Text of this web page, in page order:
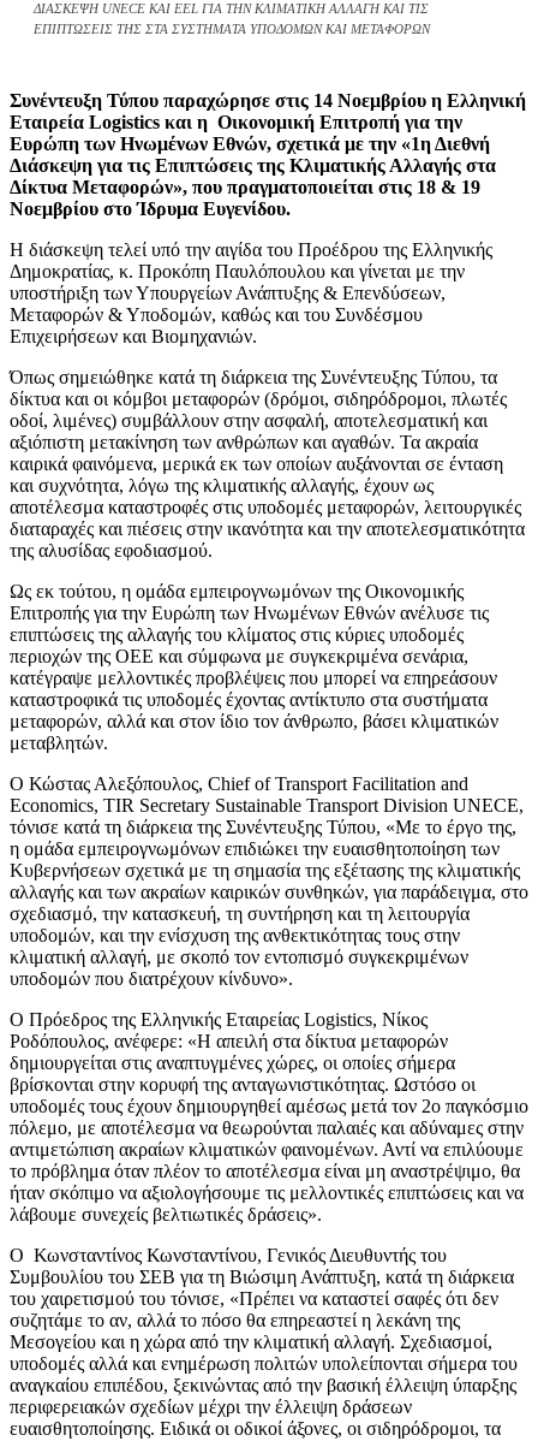
ΔΙΑΣΚΕΨΗ UNECE ΚΑΙ EEL ΓΙΑ ΤΗΝ ΚΛΙΜΑΤΙΚΗ ΑΛΛΑΓΗ ΚΑΙ ΤΙΣ
ΕΠΙΠΤΩΣΕΙΣ ΤΗΣ ΣΤΑ ΣΥΣΤΗΜΑΤΑ ΥΠΟΔΟΜΩΝ ΚΑΙ ΜΕΤΑΦΟΡΩΝ
Συνέντευξη Τύπου παραχώρησε στις 14 Νοεμβρίου η Ελληνική
Εταιρεία Logistics και η Οικονομική Επιτροπή για την
Ευρώπη των Ηνωμένων Εθνών, σχετικά με την «1η Διεθνή
Διάσκεψη για τις Επιπτώσεις της Κλιματικής Αλλαγής στα
Δίκτυα Μεταφορών», που πραγματοποιείται στις 18 & 19
Νοεμβρίου στο Ίδρυμα Ευγενίδου.
Η διάσκεψη τελεί υπό την αιγίδα του Προέδρου της Ελληνικής
Δημοκρατίας, κ. Προκόπη Παυλόπουλου και γίνεται με την
υποστήριξη των Υπουργείων Ανάπτυξης & Επενδύσεων,
Μεταφορών & Υποδομών, καθώς και του Συνδέσμου
Επιχειρήσεων και Βιομηχανιών.
Όπως σημειώθηκε κατά τη διάρκεια της Συνέντευξης Τύπου, τα
δίκτυα και οι κόμβοι μεταφορών (δρόμοι, σιδηρόδρομοι, πλωτές
οδοί, λιμένες) συμβάλλουν στην ασφαλή, αποτελεσματική και
αξιόπιστη μετακίνηση των ανθρώπων και αγαθών. Τα ακραία
καιρικά φαινόμενα, μερικά εκ των οποίων αυξάνονται σε ένταση
και συχνότητα, λόγω της κλιματικής αλλαγής, έχουν ως
αποτέλεσμα καταστροφές στις υποδομές μεταφορών, λειτουργικές
διαταραχές και πιέσεις στην ικανότητα και την αποτελεσματικότητα
της αλυσίδας εφοδιασμού.
Ως εκ τούτου, η ομάδα εμπειρογνωμόνων της Οικονομικής
Επιτροπής για την Ευρώπη των Ηνωμένων Εθνών ανέλυσε τις
επιπτώσεις της αλλαγής του κλίματος στις κύριες υποδομές
περιοχών της ΟΕΕ και σύμφωνα με συγκεκριμένα σενάρια,
κατέγραψε μελλοντικές προβλέψεις που μπορεί να επηρεάσουν
καταστροφικά τις υποδομές έχοντας αντίκτυπο στα συστήματα
μεταφορών, αλλά και στον ίδιο τον άνθρωπο, βάσει κλιματικών
μεταβλητών.
Ο Κώστας Αλεξόπουλος, Chief of Transport Facilitation and
Economics, TIR Secretary Sustainable Transport Division UNECE,
τόνισε κατά τη διάρκεια της Συνέντευξης Τύπου, «Με το έργο της,
η ομάδα εμπειρογνωμόνων επιδιώκει την ευαισθητοποίηση των
Κυβερνήσεων σχετικά με τη σημασία της εξέτασης της κλιματικής
αλλαγής και των ακραίων καιρικών συνθηκών, για παράδειγμα, στο
σχεδιασμό, την κατασκευή, τη συντήρηση και τη λειτουργία
υποδομών, και την ενίσχυση της ανθεκτικότητας τους στην
κλιματική αλλαγή, με σκοπό τον εντοπισμό συγκεκριμένων
υποδομών που διατρέχουν κίνδυνο».
Ο Πρόεδρος της Ελληνικής Εταιρείας Logistics, Νίκος
Ροδόπουλος, ανέφερε: «Η απειλή στα δίκτυα μεταφορών
δημιουργείται στις αναπτυγμένες χώρες, οι οποίες σήμερα
βρίσκονται στην κορυφή της ανταγωνιστικότητας. Ωστόσο οι
υποδομές τους έχουν δημιουργηθεί αμέσως μετά τον 2ο παγκόσμιο
πόλεμο, με αποτέλεσμα να θεωρούνται παλαιές και αδύναμες στην
αντιμετώπιση ακραίων κλιματικών φαινομένων. Αντί να επιλύουμε
το πρόβλημα όταν πλέον το αποτέλεσμα είναι μη αναστρέψιμο, θα
ήταν σκόπιμο να αξιολογήσουμε τις μελλοντικές επιπτώσεις και να
λάβουμε συνεχείς βελτιωτικές δράσεις».
Ο Κωνσταντίνος Κωνσταντίνου, Γενικός Διευθυντής του
Συμβουλίου του ΣΕΒ για τη Βιώσιμη Ανάπτυξη, κατά τη διάρκεια
του χαιρετισμού του τόνισε, «Πρέπει να καταστεί σαφές ότι δεν
συζητάμε το αν, αλλά το πόσο θα επηρεαστεί η λεκάνη της
Μεσογείου και η χώρα από την κλιματική αλλαγή. Σχεδιασμοί,
υποδομές αλλά και ενημέρωση πολιτών υπολείπονται σήμερα του
αναγκαίου επιπέδου, ξεκινώντας από την βασική έλλειψη ύπαρξης
περιφερειακών σχεδίων μέχρι την έλλειψη δράσεων
ευαισθητοποίησης. Ειδικά oι οδικοί άξονες, οι σιδηρόδρομοι, τα